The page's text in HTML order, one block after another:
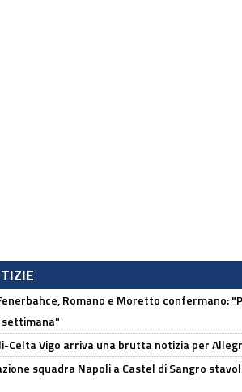
Romano e Moretto confermano:
settimana"
Celta Vigo arriva una brutta notizia per
squadra Napoli a Castel di Sangro